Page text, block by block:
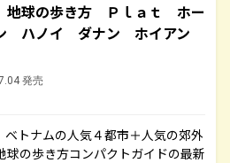
球の歩き方 Ｐｌａｔ ホー
ハノイ ダナン ホイアン
発売
トナムの人気４都市＋人気の郊外
球の歩き方コンパクトガイドの最新